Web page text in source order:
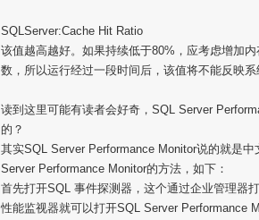
SQLServer:Cache Hit Ratio
该值越高越好。如果持续低于80%，应考虑增加
数，所以运行经过一段时间后，该值将不能反映系
读到这里可能有读者会好奇，SQL Server
的？
其实SQL Server Performance Monitor说的就是
Server Performance Monitor的方法，如下：
首先打开SQL 事件探测器，这个通过企业管理器
性能监视器就可以打开SQL Server Performance